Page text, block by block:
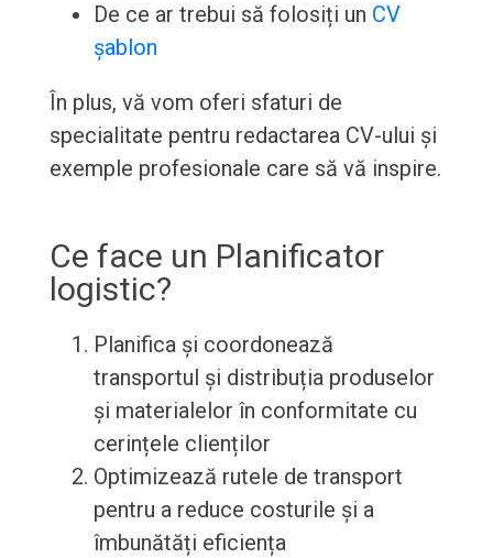
De ce ar trebui să folosiți un CV
șablon
În plus, vă vom oferi sfaturi de
specialitate pentru redactarea CV-ului și
exemple profesionale care să vă inspire.
Ce face un Planificator
logistic?
Planifica și coordonează
transportul și distribuția produselor
și materialelor în conformitate cu
cerințele clienților
Optimizează rutele de transport
pentru a reduce costurile și a
îmbunătăți eficiența